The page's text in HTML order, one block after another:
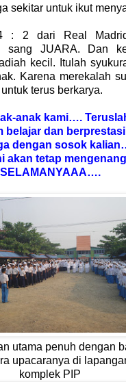
sekitar untuk ikut
: 2 dari Real
sang JUARA. Dan
kecil. Itulah
Karena merekalah
terus berkarya.
anak kami….
belajar dan
dengan sosok
akan tetap
SELAMANYAAA….
utama penuh dengan
upacaranya di
komplek PIP